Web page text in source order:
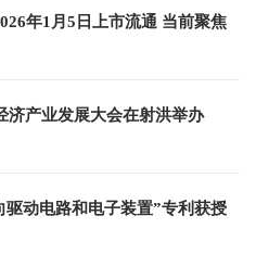
年1月5日上市流通 当前聚焦
空经济产业发展大会在射洪举办
动电路和电子装置”专利获授